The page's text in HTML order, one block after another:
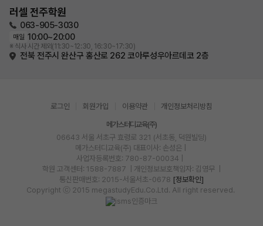
러셀 전주학원
063-905-3030
매일 10:00~20:00
※ 식사 시간 제외(11:30~12:30, 16:30~17:30)
전북 전주시 완산구 홍산로 262 코아루성우아르데코 2층
로그인 회원가입 이용약관 개인정보처리방침
메가스터디교육(주)
06643 서울 서초구 효령로 321 (서초동, 덕원빌딩)
메가스터디교육(주) 대표이사: 손성은 |
사업자등록번호: 780-87-00034
학원 고객센터: 1588-7887
| 개인정보보호책임자: 김영무
통신판매번호: 2015-서울서초-0678 [정보확인]
Copyright ⓒ 2015 megastudyEdu.Co.Ltd. All right reserved.